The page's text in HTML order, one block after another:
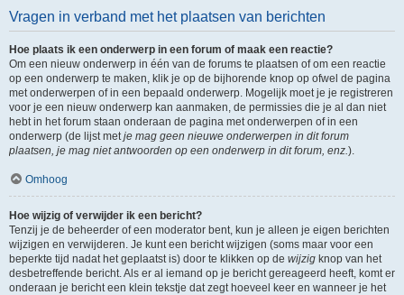
Vragen in verband met het plaatsen van berichten
Hoe plaats ik een onderwerp in een forum of maak een reactie?
Om een nieuw onderwerp in één van de forums te plaatsen of om een reactie
op een onderwerp te maken, klik je op de bijhorende knop op ofwel de pagina
met onderwerpen of in een bepaald onderwerp. Mogelijk moet je je registreren
voor je een nieuw onderwerp kan aanmaken, de permissies die je al dan niet
hebt in het forum staan onderaan de pagina met onderwerpen of in een
onderwerp (de lijst metje mag geen nieuwe onderwerpen in dit forum
plaatsen, je mag niet antwoorden op een onderwerp in dit forum, enz.).
Omhoog
Hoe wijzig of verwijder ik een bericht?
Tenzij je de beheerder of een moderator bent, kun je alleen je eigen berichten
wijzigen en verwijderen. Je kunt een bericht wijzigen (soms maar voor een
beperkte tijd nadat het geplaatst is) door te klikken op de wijzig knop van het
desbetreffende bericht. Als er al iemand op je bericht gereageerd heeft, komt er
onderaan je bericht een klein tekstje dat zegt hoeveel keer en wanneer je het